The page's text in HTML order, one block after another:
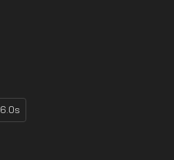
6.0s